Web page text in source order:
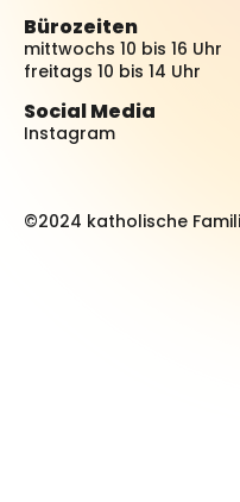
Bürozeiten
mittwochs 10 bis 16 Uhr
freitags 10 bis 14 Uhr
Social Media
Instagram
©2024 katholische